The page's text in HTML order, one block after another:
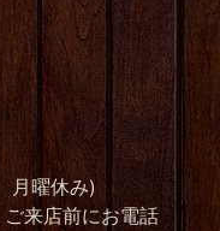
月曜休み)
来店前にお電話